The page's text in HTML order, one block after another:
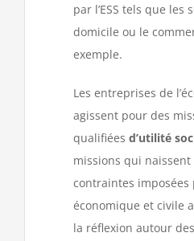
par l’ESS tels que les
domicile ou le
exemple.
Les entreprises de
agissent pour des
qualifiées d’utilité
missions qui
contraintes imposées
économique et civile
la réflexion autour